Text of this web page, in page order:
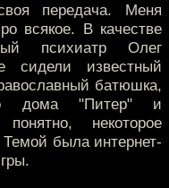
передача. Меня
всякое. В качестве
психиатр Олег
сидели известный
батюшка,
дома "Питер" и
некоторое
Темой была интернет-